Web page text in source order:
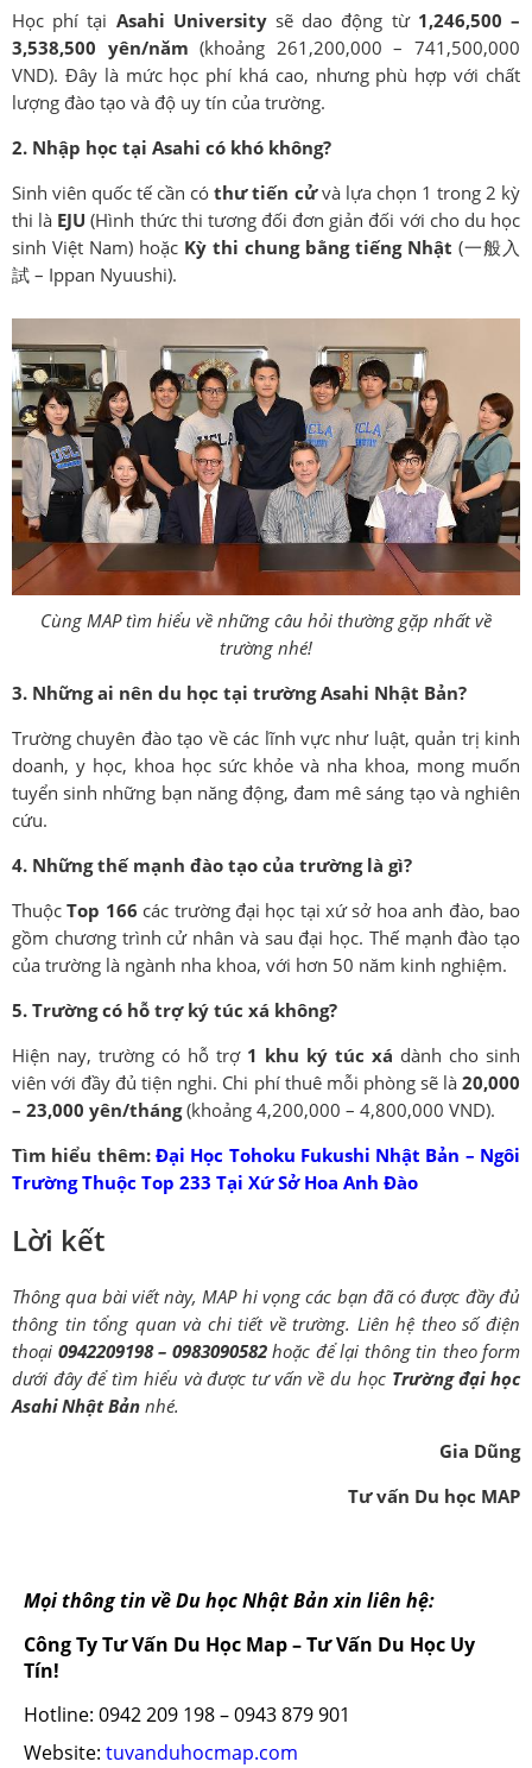
Học phí tại Asahi Universitysẽ dao động từ 1,246,500 –
3,538,500 yên/năm(khoảng 261,200,000 – 741,500,000
VND). Đây là mức học phí khá cao, nhưng phù hợp với chất
lượng đào tạo và độ uy tín của trường.
2. Nhập học tại Asahi có khó không?
Sinh viên quốc tế cần cóthư tiến cửvà lựa chọn 1 trong 2 kỳ
thi là EJU (Hình thức thi tương đối đơn giản đối với cho du học
sinh Việt Nam) hoặc Kỳ thi chung bằng tiếng Nhật (一般入
試 – Ippan Nyuushi).
Cùng MAP tìm hiểu về những câu hỏi thường gặp nhất về
trường nhé!
3. Những ai nên du học tại trường Asahi Nhật Bản?
Trường chuyên đào tạo về các lĩnh vực như luật, quản trị kinh
doanh, y học, khoa học sức khỏe và nha khoa, mong muốn
tuyển sinh những bạn năng động, đam mê sáng tạo và nghiên
cứu.
4. Những thế mạnh đào tạo của trường là gì?
ThuộcTop 166 các trường đại học tại xứ sở hoa anh đào, bao
gồm chương trình cử nhân và sau đại học. Thế mạnh đào tạo
của trường là ngành nha khoa, với hơn 50 năm kinh nghiệm.
5. Trường có hỗ trợ ký túc xá không?
Hiện nay, trường có hỗ trợ 1 khu ký túc xá dành cho sinh
viên với đầy đủ tiện nghi. Chi phí thuê mỗi phòng sẽ là 20,000
– 23,000 yên/tháng(khoảng 4,200,000 – 4,800,000 VND).
Tìm hiểu thêm: Đại Học Tohoku Fukushi Nhật Bản – Ngôi
Trường Thuộc Top 233 Tại Xứ Sở Hoa Anh Đào
Lời kết
Thông qua bài viết này, MAP hi vọng các bạn đã có được đầy đủ
thông tin tổng quan và chi tiết về trường. Liên hệ theo số điện
thoại 0942209198 – 0983090582hoặc để lại thông tin theo form
dưới đây để tìm hiểu và được tư vấn về du học Trường đại học
Asahi Nhật Bản nhé.
Gia Dũng
Tư vấn Du học MAP
Mọi thông tin về Du học Nhật Bản xin liên hệ:
Công Ty Tư Vấn Du Học Map – Tư Vấn Du Học Uy
Tín!
Hotline: 0942 209 198 – 0943 879 901
Website: tuvanduhocmap.com